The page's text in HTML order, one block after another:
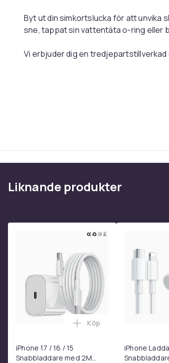
Byt ut din simkortslucka för att unvika
sne, tappat sin vattentäta o-ring eller
Vi erbjuder dig en tredjepartstillverkad
Denna Samsung Galaxy S23 / S23
Passar till: Samsung Galaxy S23,
Vikt, gram
Produktsäkerhetsinformation
Liknande produkter
iPhone 17 / 16 / 15
Snabbladdare med 2M
Lägg till iPhone 17 / 16
Köp
iPhone